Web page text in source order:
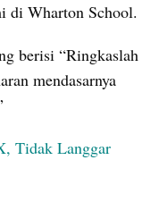
di Wharton School.
berisi “Ringkaslah
mendasarnya
Tidak Langgar